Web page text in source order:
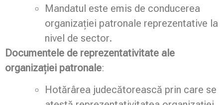
Mandatul este emis de conducerea
organizației patronale reprezentative la
nivel de sector.
Documentele de reprezentativitate ale
organizației patronale:
Hotărârea judecătorească prin care se